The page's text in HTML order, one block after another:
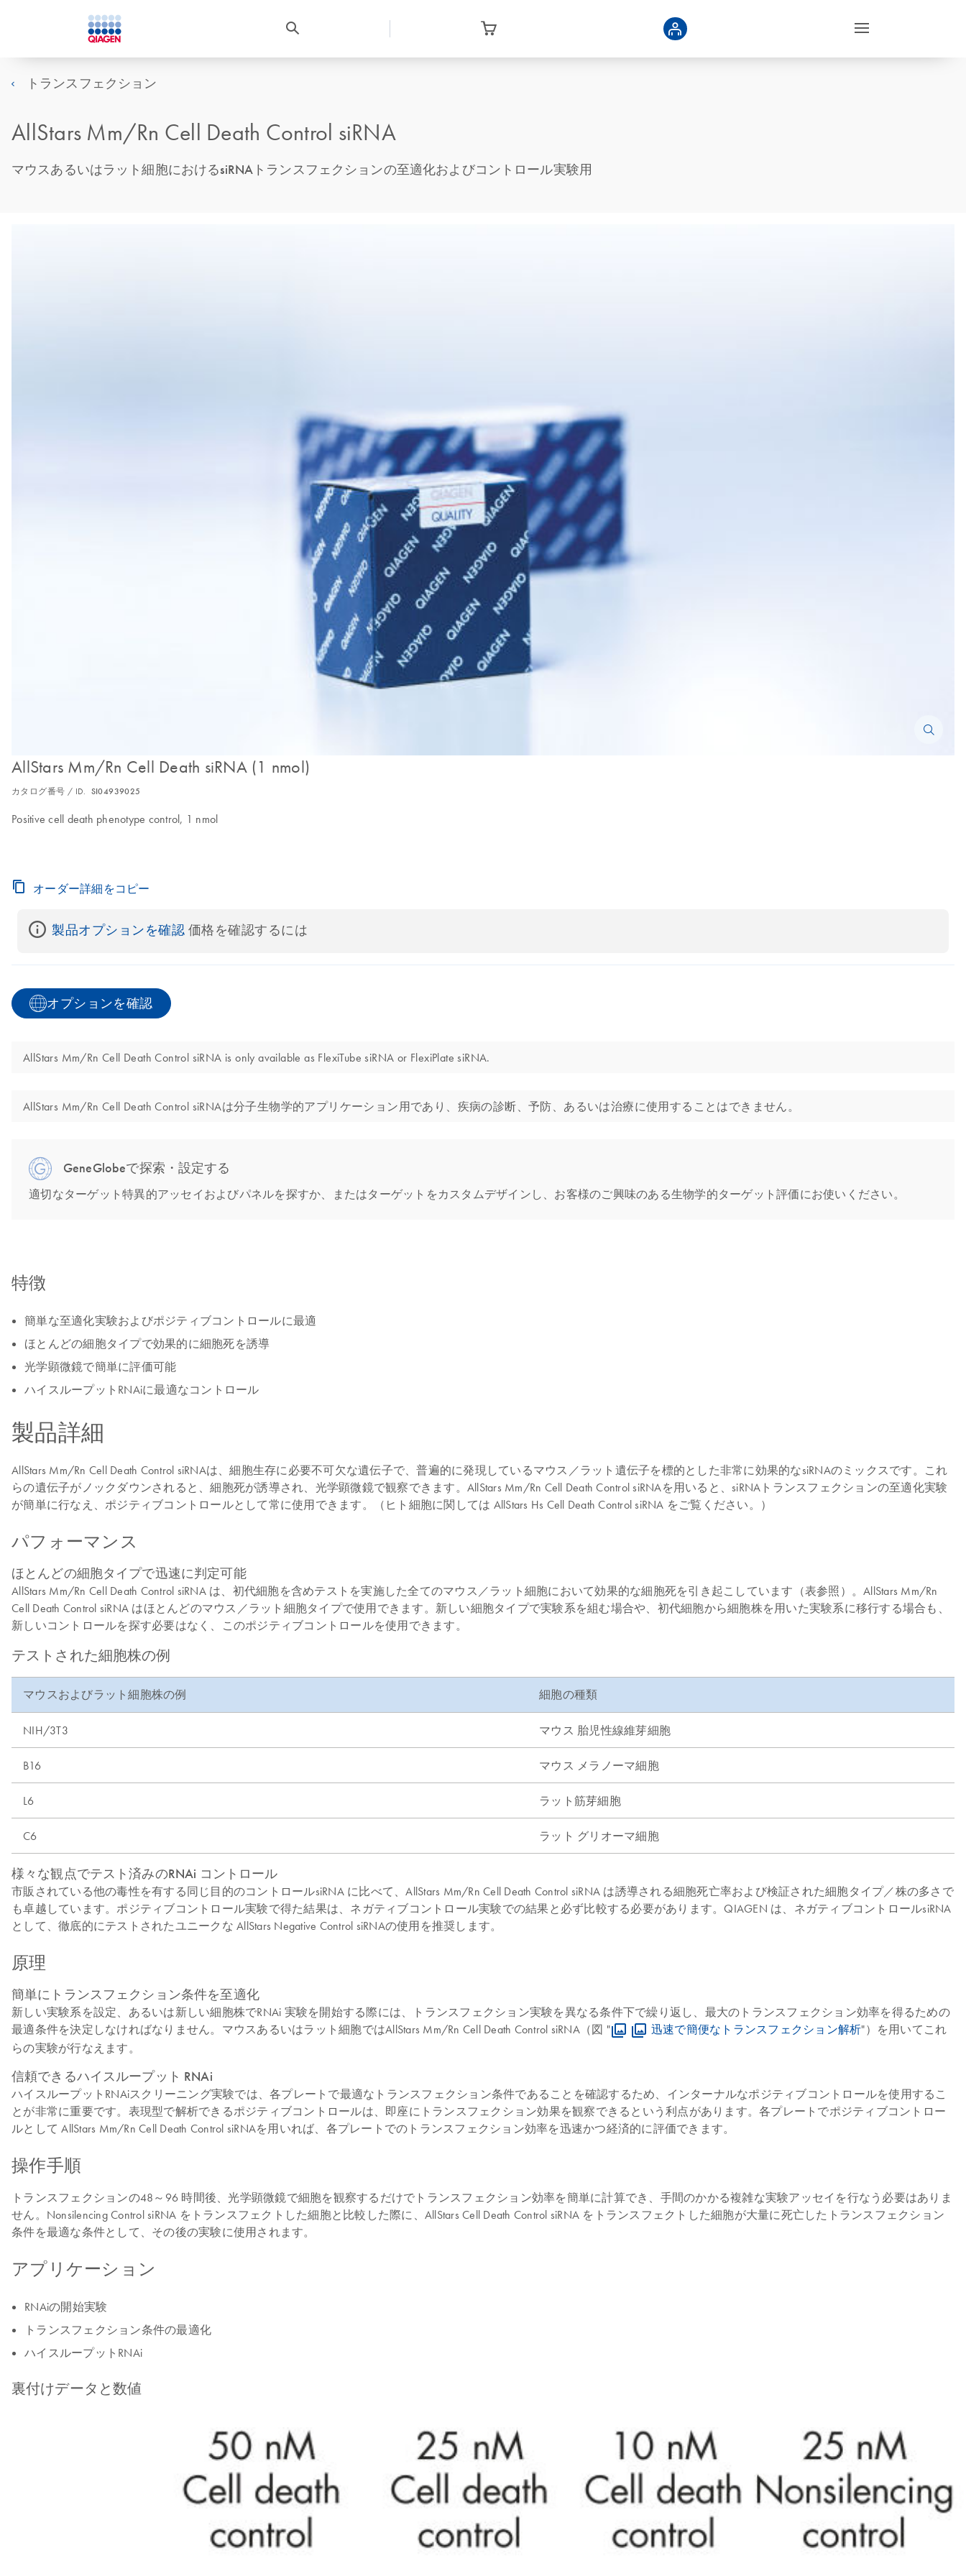
トランスフェクション
AllStars Mm/Rn Cell Death Control siRNA
マウスあるいはラット細胞におけるsiRNAトランスフェクションの至適化およびコントロール実験用
AllStars Mm/Rn Cell Death siRNA (1 nmol)
カタログ番号 / ID. SI04939025
Positive cell death phenotype control, 1 nmol
オーダー詳細をコピー
製品オプションを確認 価格を確認するには
オプションを確認
AllStars Mm/Rn Cell Death Control siRNA is only available as FlexiTube siRNA or FlexiPlate siRNA.
AllStars Mm/Rn Cell Death Control siRNAは分子生物学的アプリケーション用であり、疾病の診断、予防、あるいは治療に使用することはできません。
GeneGlobeで探索・設定する
適切なターゲット特異的アッセイおよびパネルを探すか、またはターゲットをカスタムデザインし、お客様のご興味のある生物学的ターゲット評価にお使いください。
特徴
簡単な至適化実験およびポジティブコントロールに最適
ほとんどの細胞タイプで効果的に細胞死を誘導
光学顕微鏡で簡単に評価可能
ハイスループットRNAiに最適なコントロール
製品詳細
AllStars Mm/Rn Cell Death Control siRNAは、細胞生存に必要不可欠な遺伝子で、普遍的に発現しているマウス／ラット遺伝子を標的とした非常に効果的なsiRNAのミックスです。これ
らの遺伝子がノックダウンされると、細胞死が誘導され、光学顕微鏡で観察できます。AllStars Mm/Rn Cell Death Control siRNAを用いると、siRNAトランスフェクションの至適化実験
が簡単に行なえ、ポジティブコントロールとして常に使用できます。（ヒト細胞に関しては AllStars Hs Cell Death Control siRNA をご覧ください。）
パフォーマンス
ほとんどの細胞タイプで迅速に判定可能
AllStars Mm/Rn Cell Death Control siRNA は、初代細胞を含めテストを実施した全てのマウス／ラット細胞において効果的な細胞死を引き起こしています（表参照）。AllStars Mm/Rn
Cell Death Control siRNA はほとんどのマウス／ラット細胞タイプで使用できます。新しい細胞タイプで実験系を組む場合や、初代細胞から細胞株を用いた実験系に移行する場合も、
新しいコントロールを探す必要はなく、このポジティブコントロールを使用できます。
テストされた細胞株の例
マウスおよびラット細胞株の例 細胞の種類
NIH/3T3 マウス 胎児性線維芽細胞
B16 マウス メラノーマ細胞
L6 ラット筋芽細胞
C6 ラット グリオーマ細胞
様々な観点でテスト済みのRNAi コントロール
市販されている他の毒性を有する同じ目的のコントロールsiRNA に比べて、AllStars Mm/Rn Cell Death Control siRNA は誘導される細胞死亡率および検証された細胞タイプ／株の多さで
も卓越しています。ポジティブコントロール実験で得た結果は、ネガティブコントロール実験での結果と必ず比較する必要があります。QIAGEN は、ネガティブコントロールsiRNA
として、徹底的にテストされたユニークな AllStars Negative Control siRNAの使用を推奨します。
原理
簡単にトランスフェクション条件を至適化
新しい実験系を設定、あるいは新しい細胞株でRNAi 実験を開始する際には、トランスフェクション実験を異なる条件下で繰り返し、最大のトランスフェクション効率を得るための
最適条件を決定しなければなりません。マウスあるいはラット細胞ではAllStars Mm/Rn Cell Death Control siRNA（図 "
迅速で簡便なトランスフェクション解析"）を用いてこれ
らの実験が行なえます。
信頼できるハイスループット RNAi
ハイスループットRNAiスクリーニング実験では、各プレートで最適なトランスフェクション条件であることを確認するため、インターナルなポジティブコントロールを使用するこ
とが非常に重要です。表現型で解析できるポジティブコントロールは、即座にトランスフェクション効果を観察できるという利点があります。各プレートでポジティブコントロー
ルとして AllStars Mm/Rn Cell Death Control siRNAを用いれば、各プレートでのトランスフェクション効率を迅速かつ経済的に評価できます。
操作手順
トランスフェクションの48～96 時間後、光学顕微鏡で細胞を観察するだけでトランスフェクション効率を簡単に計算でき、手間のかかる複雑な実験アッセイを行なう必要はありま
せん。Nonsilencing Control siRNA をトランスフェクトした細胞と比較した際に、AllStars Cell Death Control siRNA をトランスフェクトした細胞が大量に死亡したトランスフェクション
条件を最適な条件として、その後の実験に使用されます。
アプリケーション
RNAiの開始実験
トランスフェクション条件の最適化
ハイスループットRNAi
裏付けデータと数値